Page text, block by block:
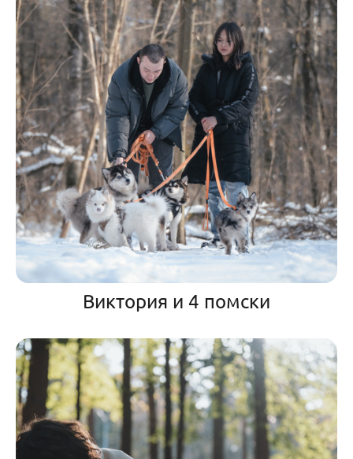
Виктория и 4 помски